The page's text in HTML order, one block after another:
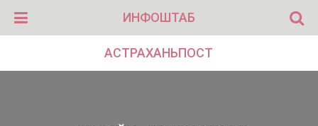
ИНФОШТАБ
АСТРАХАНЬПОСТ